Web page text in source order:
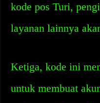
kode pos Turi,
layanan lainnya
Ketiga, kode ini
untuk membuat